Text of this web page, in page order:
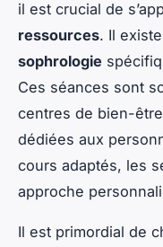
il est crucial de
ressources. Il
sophrologie
Ces séances sont
centres de bien-
dédiées aux
cours adaptés, les
approche
Il est primordial de